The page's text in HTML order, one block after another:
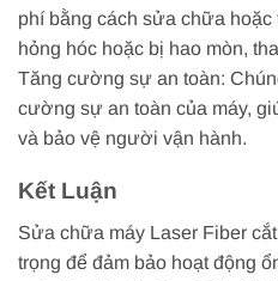
phí bằng cách sửa chữa hoặc
hỏng hóc hoặc bị hao mòn,
Tăng cường sự an toàn:
cường sự an toàn của máy,
và bảo vệ người vận hành.
Kết Luận
Sửa chữa máy Laser Fiber
trọng để đảm bảo hoạt động